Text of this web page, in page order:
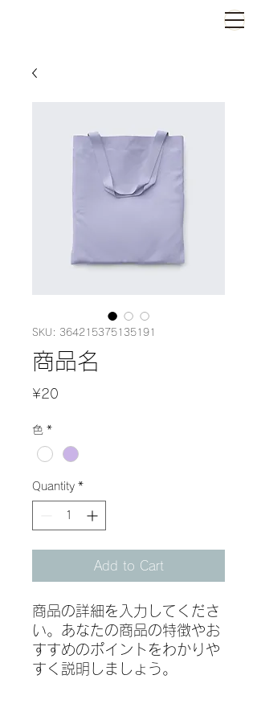
SKU: 364215375135191
商品名
¥20
色 *
Quantity *
Add to Cart
商品の詳細を入力してくださ
い。あなたの商品の特徴やお
すすめのポイントをわかりや
すく説明しましょう。